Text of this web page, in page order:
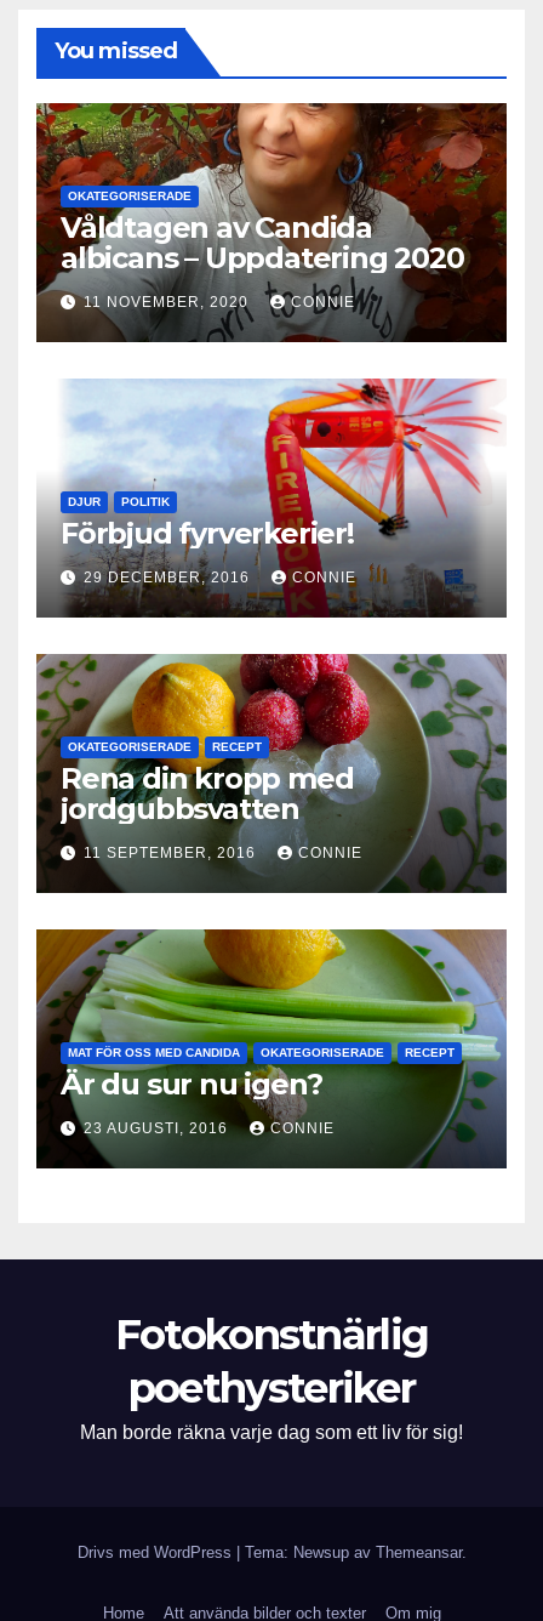
You missed
OKATEGORISERADE
Våldtagen av Candida
albicans – Uppdatering 2020
11 NOVEMBER, 2020 CONNIE
DJUR POLITIK
Förbjud fyrverkerier!
29 DECEMBER, 2016 CONNIE
OKATEGORISERADE RECEPT
Rena din kropp med
jordgubbsvatten
11 SEPTEMBER, 2016 CONNIE
MAT FÖR OSS MED CANDIDA OKATEGORISERADE RECEPT
Är du sur nu igen?
23 AUGUSTI, 2016 CONNIE
Fotokonstnärlig
poethysteriker
Man borde räkna varje dag som ett liv för sig!
Drivs med WordPress Tema: Newsup av Themeansar.
Home Att använda bilder och texter Om mig